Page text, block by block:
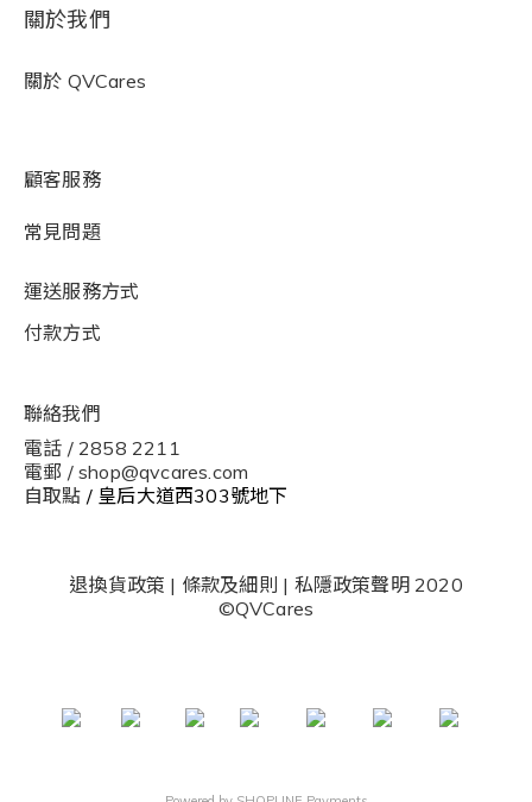
關於我們
關於 QVCares
顧客服務
常見問題
運送服務方式
付款方式
聯絡我們
電話 / 2858 2211
電郵 / shop@qvcares.com
自取點 / 皇后大道西303號地下
退換貨政策 | 條款及細則 | 私隱政策聲明 2020
©QVCares